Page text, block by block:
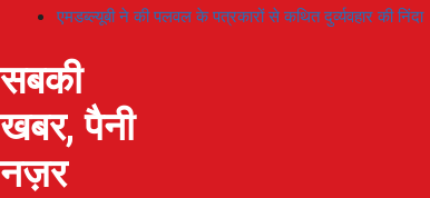
एमडब्ल्यूबी ने की पलवल के पत्रकारों से कथित दुर्व्यवहार की निंदा
सबकी
खबर, पैनी
नज़र